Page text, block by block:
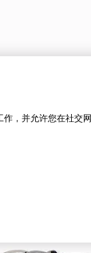
，并允许您在社交